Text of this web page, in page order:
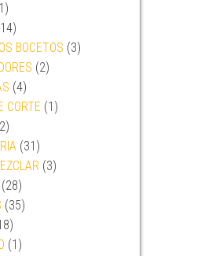
BOCETOS (3)
(2)
(4)
CORTE (1)
(31)
(3)
(28)
(35)
(1)